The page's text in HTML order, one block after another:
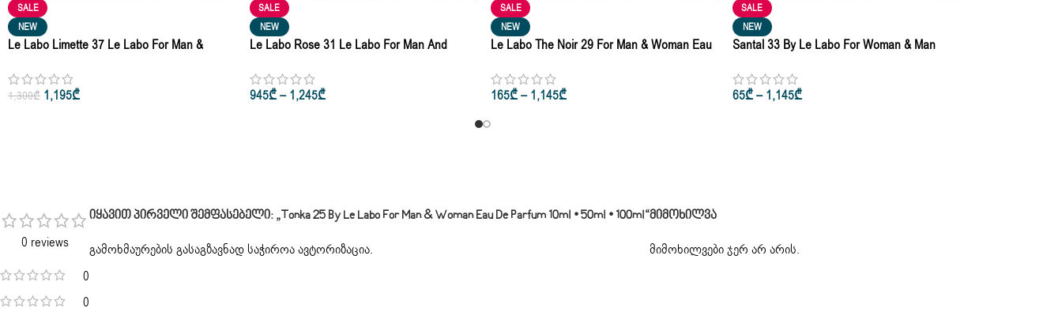
SALE
NEW
Le Labo Limette 37 Le Labo For Man &
1,300₾ 1,195₾
SALE
NEW
Le Labo Rose 31 Le Labo For Man And
945₾ – 1,245₾
SALE
NEW
Le Labo The Noir 29 For Man & Woman Eau
165₾– 1,145₾
SALE
NEW
Santal 33 By Le Labo For Woman & Man
65₾ – 1,145₾
0 reviews
0
0
Მიმოხილვა
მიმოხილვები ჯერ არ არის.
Იყავით Პირველი Შემფასებელი: „Tonka 25 By Le Labo For Man & Woman Eau De Parfum 10ml • 50ml • 100ml“
გამოხმაურების გასაგზავნად საჭიროაავტორიზაცია.